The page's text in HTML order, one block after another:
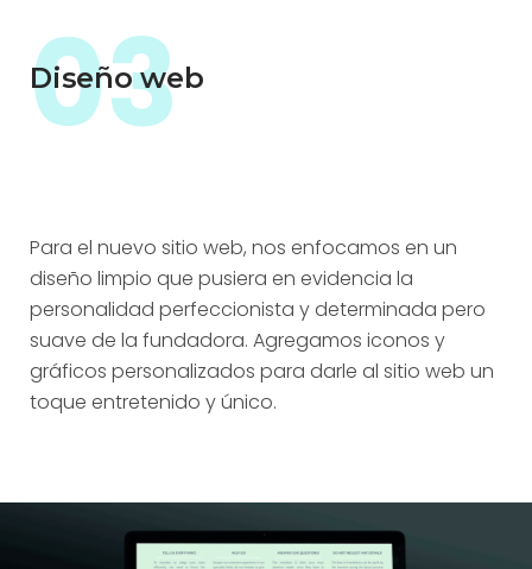
03
Diseño web
Para el nuevo sitio web, nos enfocamos en un
diseño limpio que pusiera en evidencia la
personalidad perfeccionista y determinada pero
suave de la fundadora. Agregamos iconos y
gráficos personalizados para darle al sitio web un
toque entretenido y único.